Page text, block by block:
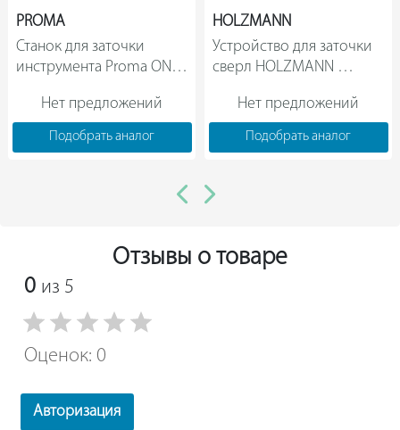
PROMA
Станок для заточки
инструмента Proma ON-
Нет предложений
Подобрать аналог
HOLZMANN
Устройство для заточки
сверл HOLZMANN
Нет предложений
Подобрать аналог
Отзывы о товаре
0 из 5
Оценок: 0
Авторизация